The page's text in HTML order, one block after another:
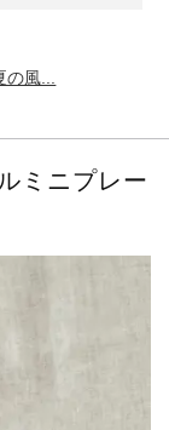
風...
ミニプレー